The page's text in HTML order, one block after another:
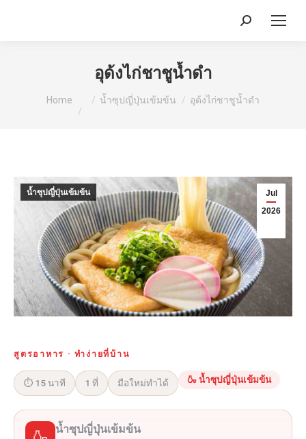
Search:
อุด้งไก่ชาชูน้ำดำ
You are here:
Home น้ำซุปญี่ปุ่นเข้มข้น อุด้งไก่ชาชูน้ำดำ
Jul
2026
น้ำซุปญี่ปุ่นเข้มข้น
สูตรอาหาร · ทำง่ายที่บ้าน
⏱ 15 นาที 1 ที่ มือใหม่ทำได้ 🍶 น้ำซุปญี่ปุ่นเข้มข้น
น้ำซุปญี่ปุ่นเข้มข้น